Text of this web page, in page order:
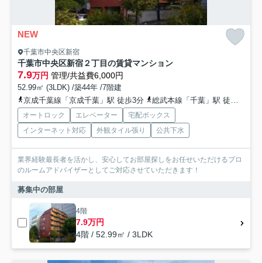
NEW
千葉市中央区新宿
千葉市中央区新宿２丁目の賃貸マンション
7.9万円 管理/共益費6,000円
52.99㎡ (3LDK) /築44年 /7階建
京成千葉線「京成千葉」駅 徒歩3分
総武本線「千葉」駅 徒歩9分
オートロック エレベーター
宅配ボックス
インターネット対応
外観タイル張り 公共下水
業界経験最長者を活かし、安心してお部屋探しをお任せいただけるプロ
のルームアドバイザーとしてご対応させていただきます！
募集中の部屋
4階
7.9万円
4階 / 52.99㎡ / 3LDK